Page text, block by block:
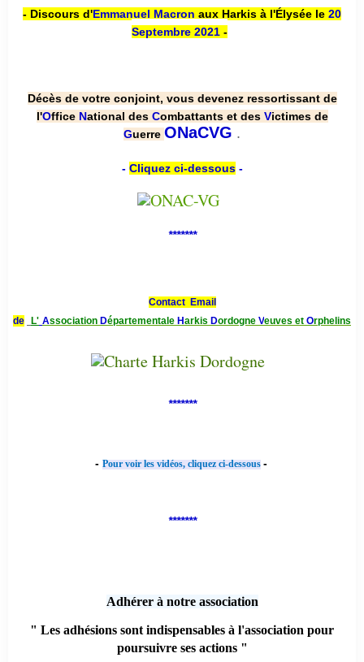
- Discours d'Emmanuel Macron aux Harkis à l'Élysée le 20
Septembre 2021 -
Décès de votre conjoint, vous devenez ressortissant de
l'Office National des Combattants et des Victimes de
Guerre ONaCVG .
- Cliquez ci-dessous-
*******
Contact Email
de
L' Association Départementale Harkis Dordogne Veuves et Orphelins
*******
- Pour voir les vidéos, cliquez ci-dessous -
*******
Adhérer à notre association
" Les adhésions sont indispensables à l'association pour
poursuivre ses actions "